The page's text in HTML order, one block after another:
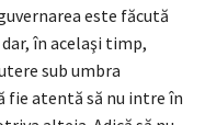
este făcută
în acelaşi timp,
sub umbra
atentă să nu intre în